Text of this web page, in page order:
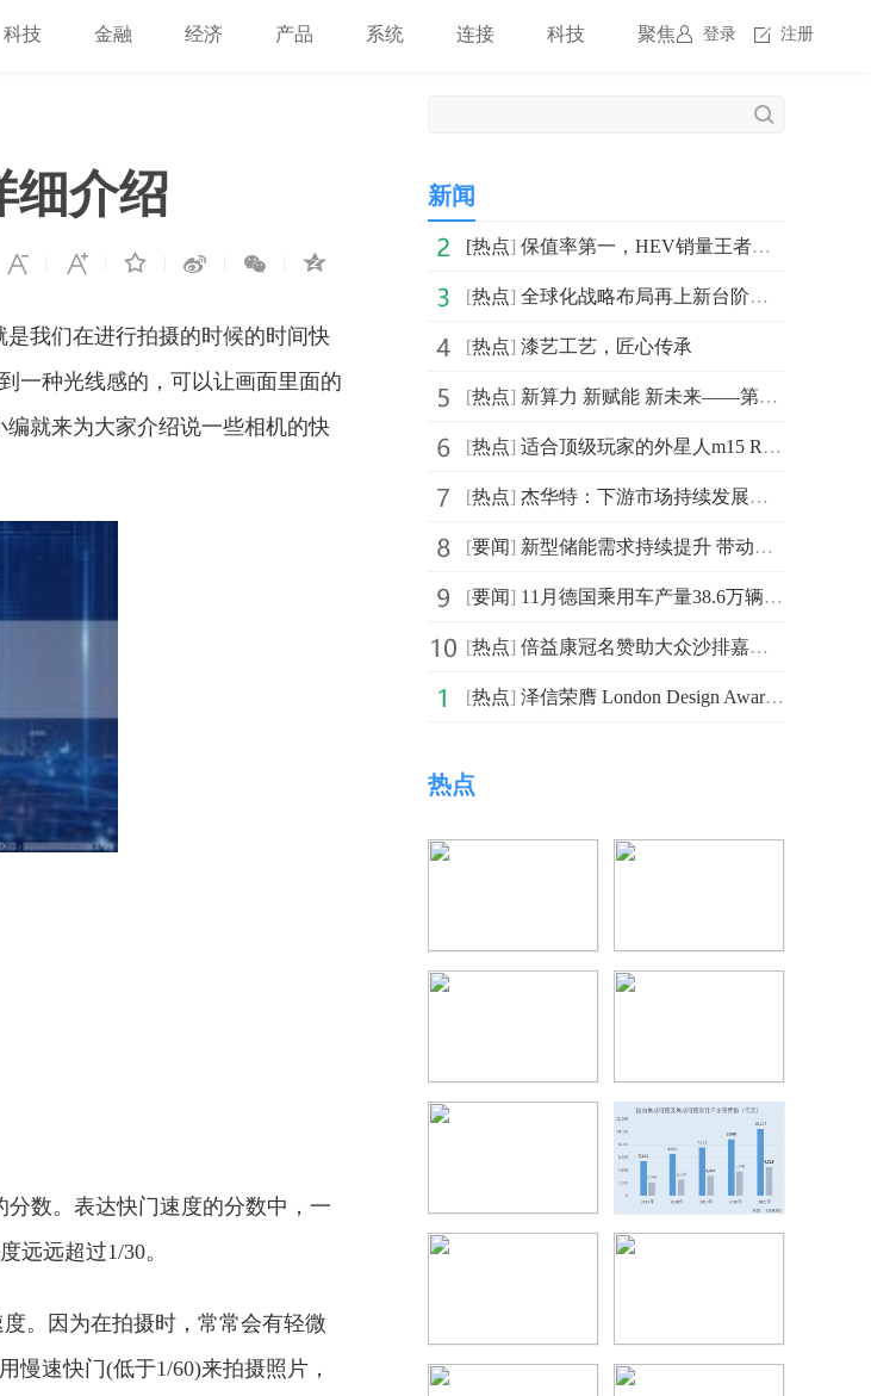
登录 注册
科技 金融 经济 产品 系统 连接 科技 聚焦
细介绍
我们在进行拍摄的时候的时间快
一种光线感的，可以让画面里面的
就来为大家介绍说一些相机的快
数。表达快门速度的分数中，一
远远超过1/30。
。因为在拍摄时，常常会有轻微
慢速快门(低于1/60)来拍摄照片，
新闻
[热点] 保值率第一，HEV销量王者，全新第二代GS8上市一周年汇总
[热点] 全球化战略布局再上新台阶！星恒正式入驻越南，开拓东南
[热点] 漆艺工艺，匠心传承
[热点] 新算力 新赋能 新未来——第十八届CCF全国高性能计算学
[热点] 适合顶级玩家的外星人m15 R7大促超好价
[热点] 杰华特：下游市场持续发展行业前景广阔 创新驱动核心技
[要闻] 新型储能需求持续提升 带动上游材料行业快速成长
[要闻] 11月德国乘用车产量38.6万辆 同比增长25%
[热点] 倍益康冠名赞助大众沙排嘉年华，科技助力新时代运动康复
[热点] 泽信荣膺 London Design Awards 伦敦设计大奖
热点